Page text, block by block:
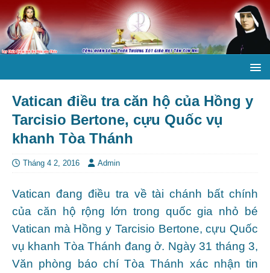
Vatican điều tra căn hộ của Hồng y
Tarcisio Bertone, cựu Quốc vụ
khanh Tòa Thánh
Tháng 4 2, 2016 Admin
Vatican đang điều tra về tài chánh bất chính
của căn hộ rộng lớn trong quốc gia nhỏ bé
Vatican mà Hồng y Tarcisio Bertone, cựu Quốc
vụ khanh Tòa Thánh đang ở. Ngày 31 tháng 3,
Văn phòng báo chí Tòa Thánh xác nhận tin